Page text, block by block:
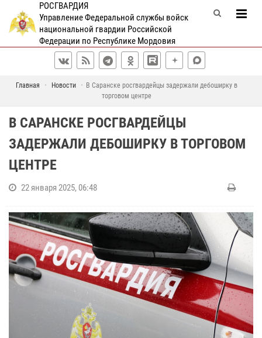
РОСГВАРДИЯ
Управление Федеральной службы войск
национальной гвардии Российской
Федерации по Республике Мордовия
Главная Новости
В Саранске росгвардейцы задержали дебоширку в
торговом центре
В САРАНСКЕ РОСГВАРДЕЙЦЫ
ЗАДЕРЖАЛИ ДЕБОШИРКУ В ТОРГОВОМ
ЦЕНТРЕ
22 января 2025, 06:48